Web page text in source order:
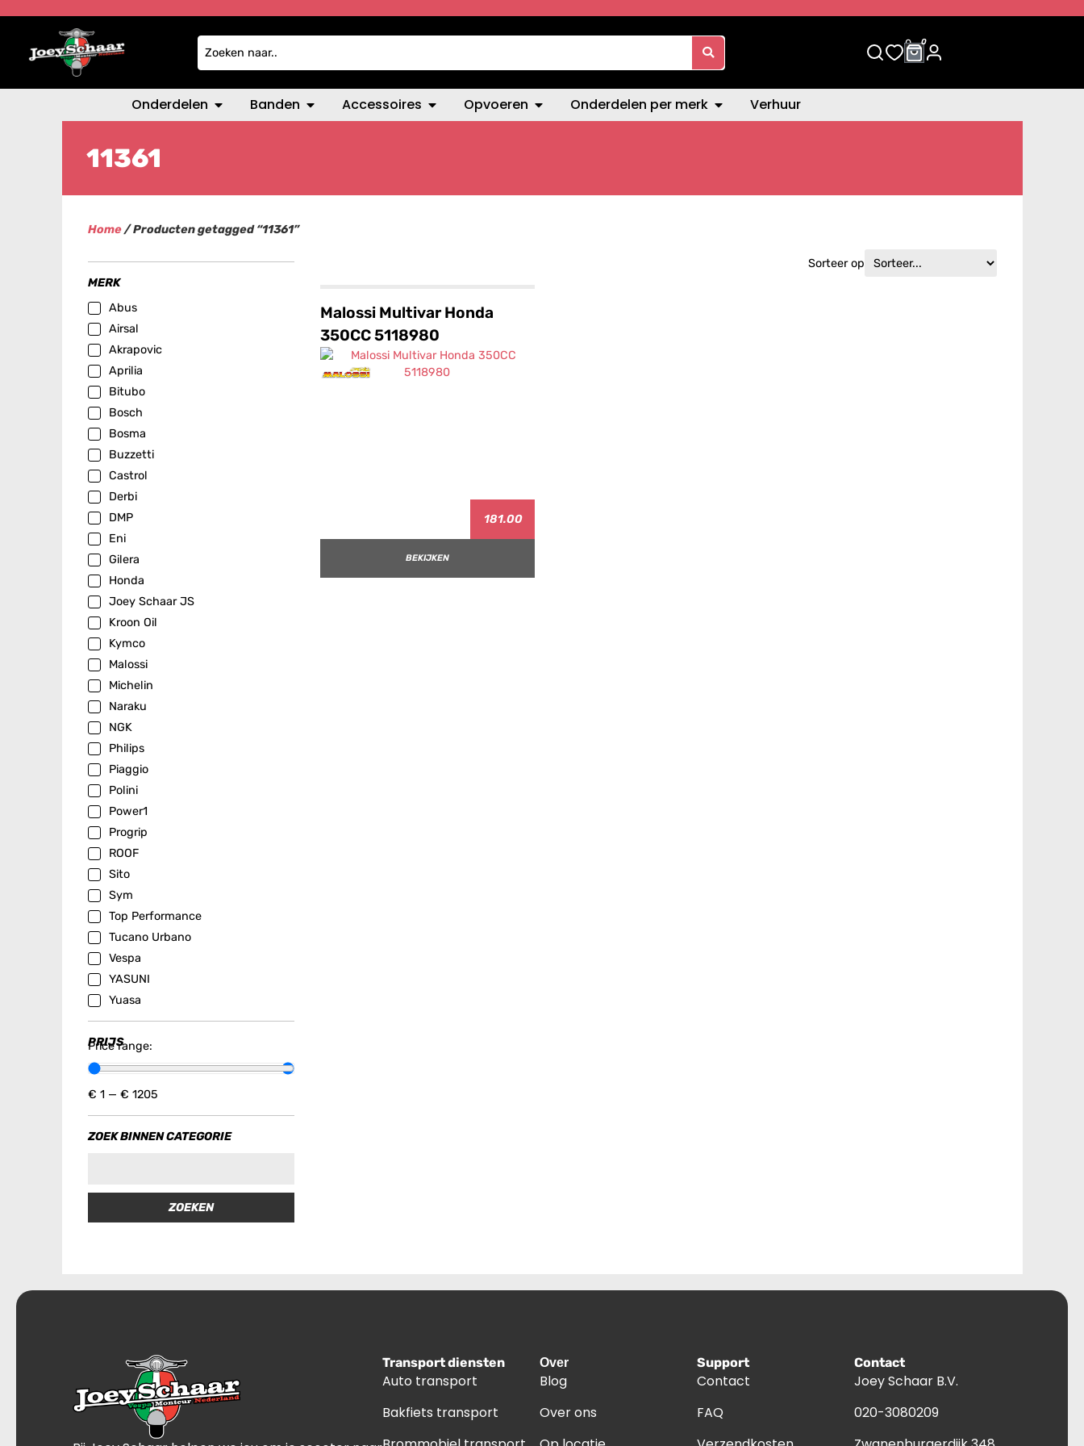
0 0
Onderdelen Banden Accessoires Opvoeren Onderdelen per merk Verhuur
11361
Home/ Producten getagged “11361”
MERK
Abus
Airsal
Akrapovic
Aprilia
Bitubo
Bosch
Bosma
Buzzetti
Castrol
Derbi
DMP
Eni
Gilera
Honda
Joey Schaar JS
Kroon Oil
Kymco
Malossi
Michelin
Naraku
NGK
Philips
Piaggio
Polini
Power1
Progrip
ROOF
Sito
Sym
Top Performance
Tucano Urbano
Vespa
YASUNI
Yuasa
PRIJS
Price range:
€ 1 — € 1205
ZOEK BINNEN CATEGORIE
ZOEKEN
Sorteer op
Malossi Multivar Honda
350CC 5118980
181.00
BEKIJKEN
Transport diensten
Auto transport
Bakfiets transport
Over
Blog
Over ons
Support
Contact
FAQ
Contact
Joey Schaar B.V.
020-3080209